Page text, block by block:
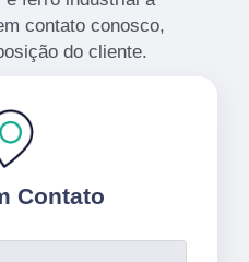
contato conosco,
do cliente.
Contato